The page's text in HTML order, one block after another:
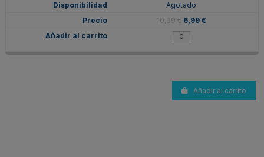
Agotado
10,99 € 6,99 €
Añadir al carrito